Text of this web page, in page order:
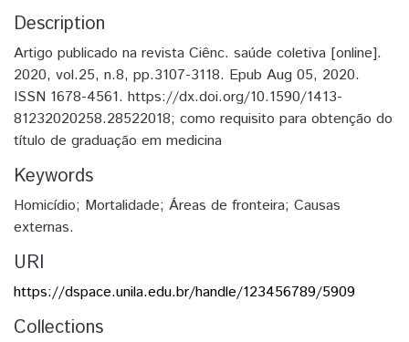
Description
Artigo publicado na revista Ciênc. saúde coletiva [online].
2020, vol.25, n.8, pp.3107-3118. Epub Aug 05, 2020.
ISSN 1678-4561. https://dx.doi.org/10.1590/1413-
81232020258.28522018; como requisito para obtenção do
título de graduação em medicina
Keywords
Homicídio; Mortalidade; Áreas de fronteira; Causas
externas.
URI
https://dspace.unila.edu.br/handle/123456789/5909
Collections